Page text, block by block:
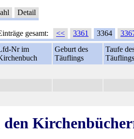
Detail
gesamt: << 3361 3364
Nr im
Geburt des
Täuflings
Taufe
Täuflings
den